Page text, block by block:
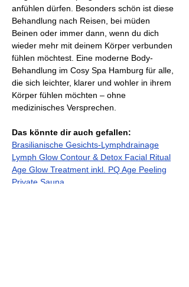
anfühlen dürfen. Besonders schön ist diese
Behandlung nach Reisen, bei müden
Beinen oder immer dann, wenn du dich
wieder mehr mit deinem Körper verbunden
fühlen möchtest. Eine moderne Body-
Behandlung im Cosy Spa Hamburg für alle,
die sich leichter, klarer und wohler in ihrem
Körper fühlen möchten – ohne
medizinisches Versprechen.
Das könnte dir auch gefallen:
Brasilianische Gesichts-Lymphdrainage
Lymph Glow Contour & Detox Facial Ritual
Age Glow Treatment inkl. PQ Age Peeling
Private Sauna